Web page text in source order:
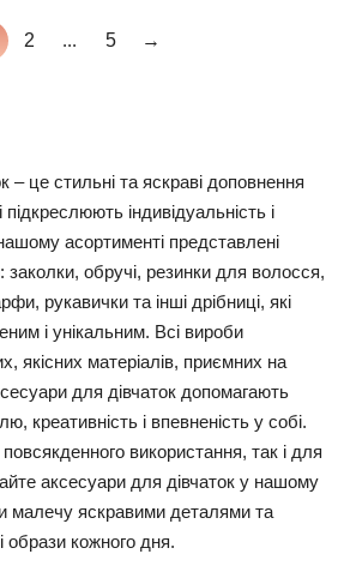
2 ... 5 →
– це стильні та яскраві доповнення
індивідуальність і
асортименті представлені
заколки, обручі, резинки для волосся,
рукавички та інші дрібниці, які
і унікальним. Всі вироби
якісних матеріалів, приємних на
для дівчаток допомагають
креативність і впевненість у собі.
використання, так і для
аксесуари для дівчаток у нашому
малечу яскравими деталями та
образи кожного дня.